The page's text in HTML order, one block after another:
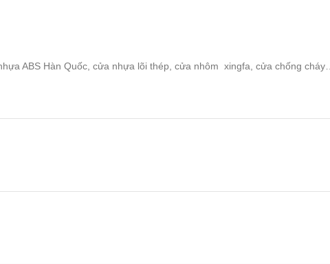
ABS Hàn Quốc, cửa nhựa lõi thép, cửa nhôm xingfa, cửa chống cháy…